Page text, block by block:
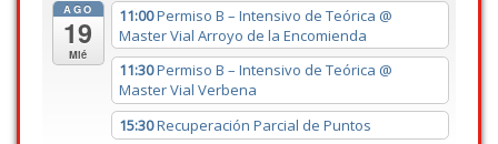
AGO
19
Mié
11:00Permiso B – Intensivo de Teórica @
Master Vial Arroyo de la Encomienda
11:30Permiso B – Intensivo de Teórica @
Master Vial Verbena
15:30Recuperación Parcial de Puntos